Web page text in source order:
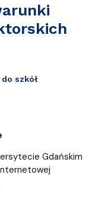
szkół
Gdańskim